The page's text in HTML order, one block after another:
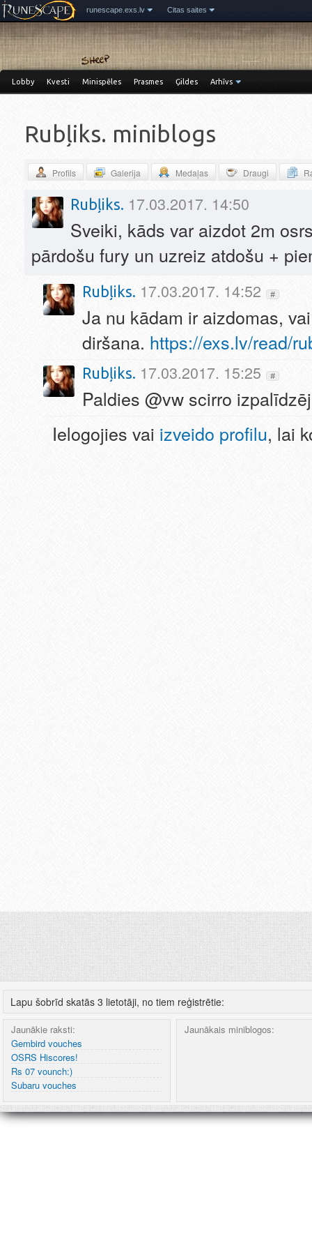
runescape.exs.lv Citas saites
Lobby Kvesti Minispēles Prasmes Ģildes Arhīvs
Rubļiks. miniblogs
Profils Galerija Medaļas Draugi
Rubļiks. 17.03.2017. 14:50
Sveiki, kāds var aizdot 2m
pārdošu fury un uzreiz atdošu +
Rubļiks. 17.03.2017. 14:52 #
Ja nu kādam ir aizdomas,
diršana. https://exs.lv/read/
Rubļiks. 17.03.2017. 15:25 #
Paldies @vw scirro
Ielogojies vai izveido profilu, lai
Lapu šobrīd skatās 3 lietotāji, no tiem reģistrētie:
Jaunākie raksti:
Gembird vouches
OSRS Hiscores!
Rs 07 vounch:)
Subaru vouches
Jaunākais miniblogos: